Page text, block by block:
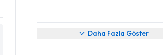
Daha Fazla Göster